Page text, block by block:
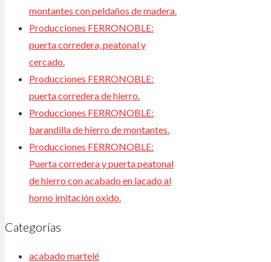
montantes con peldaños de madera.
Producciones FERRONOBLE:
puerta corredera, peatonal y
cercado.
Producciones FERRONOBLE:
puerta corredera de hierro.
Producciones FERRONOBLE:
barandilla de hierro de montantes.
Producciones FERRONOBLE:
Puerta corredera y puerta peatonal
de hierro con acabado en lacado al
horno imitación oxido.
Categorías
acabado martelé